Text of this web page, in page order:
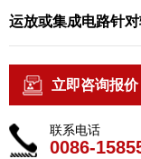
运放或集成电路针
立即咨询报价
联系电话
0086-